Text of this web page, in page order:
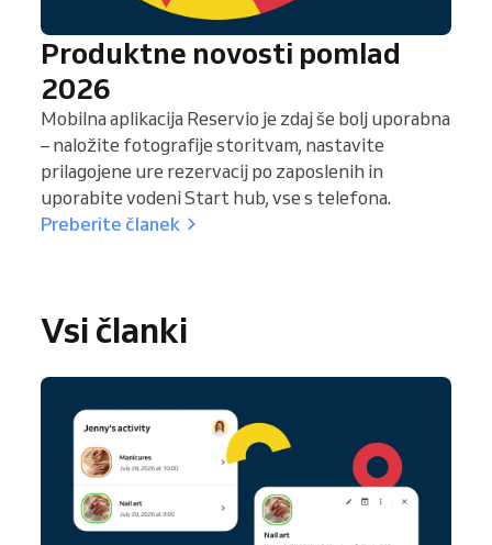
Produktne novosti pomlad
2026
Mobilna aplikacija Reservio je zdaj še bolj uporabna
– naložite fotografije storitvam, nastavite
prilagojene ure rezervacij po zaposlenih in
uporabite vodeni Start hub, vse s telefona.
Preberite članek
Vsi članki